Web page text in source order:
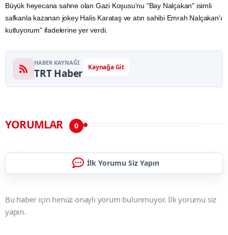
Büyük heyecana sahne olan Gazi Koşusu'nu "Bay Nalçakan" isimli
safkanla kazanan jokey Halis Karataş ve atın sahibi Emrah Nalçakan'ı
kutluyorum" ifadelerine yer verdi.
HABER KAYNAĞI
TRT Haber Kaynağa Git
YORUMLAR 0
İlk Yorumu Siz Yapın
Bu haber için henüz onaylı yorum bulunmuyor. İlk yorumu siz
yapın.